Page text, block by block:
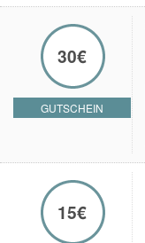
30€
GUTSCHEIN
15€